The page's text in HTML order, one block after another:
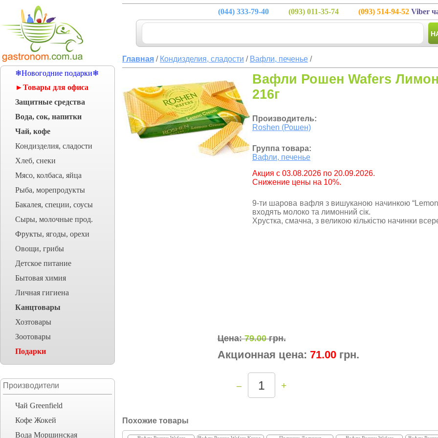
❄Новогодние подарки❄
►Товары для офиса
Защитные средства
Вода, сок, напитки
Чай, кофе
Кондизделия, сладости
Хлеб, снеки
Мясо, колбаса, яйца
Рыба, морепродукты
Бакалея, специи, соусы
Сыры, молочные прод.
Фрукты, ягоды, орехи
Овощи, грибы
Детское питание
Бытовая химия
Личная гигиена
Канцтовары
Хозтовары
Зоотовары
Подарки
Производители
Чай Greenfield
Кофе Жокей
Вода Моршинская
(044) 333-79-40 (093) 011-35-74 (093) 514-94-52 Viber
Главная / Кондизделия, сладости / Вафли, печенье /
Вафли Рошен Wafers
216г
Производитель:
Roshen (Рошен)
Группа товара:
Вафли, печенье
Aкция с 03.08.2026 по 20.09.2026.
Снижение цены на 10%.
9-ти шарова вафля з вишуканою начинкою “Lemon
входять молоко та лимонний сік.
Хрустка, смачна, з великою кількістю начинки
Цена:79.00грн.
Акционная цена: 71.00 грн.
– +
Похожие товары